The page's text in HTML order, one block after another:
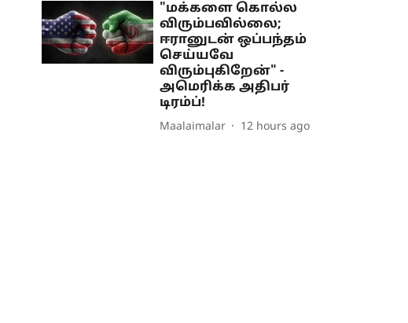
"மக்களை கொல்ல
விரும்பவில்லை;
ஈரானுடன் ஒப்பந்தம்
செய்யவே
விரும்புகிறேன்" -
அமெரிக்க அதிபர்
டிரம்ப்!
Maalaimalar 12 hours ago